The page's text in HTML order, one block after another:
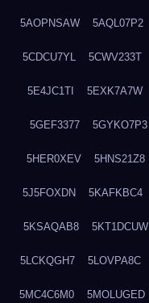
5AOPNSAW 5AQL07P2
5CDCU7YL 5CWV233T
5E4JC1TI 5EXK7A7W
5GEF3377 5GYKO7P3
5HER0XEV 5HNS21Z8
5J5FOXDN 5KAFKBC4
5KSAQAB8 5KT1DCUW
5LCKQGH7 5LOVPA8C
5MC4C6M0 5MOLUGED